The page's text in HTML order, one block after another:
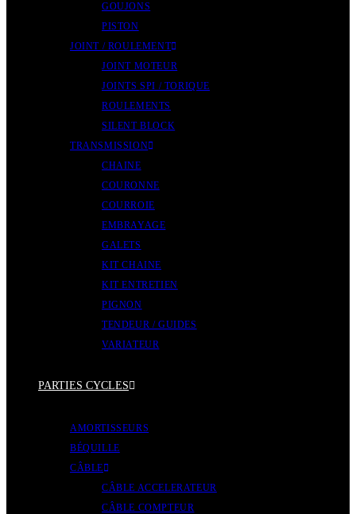
GOUJONS
PISTON
JOINT / ROULEMENT
JOINT MOTEUR
JOINTS SPI / TORIQUE
ROULEMENTS
SILENT BLOCK
TRANSMISSION
CHAINE
COURONNE
COURROIE
EMBRAYAGE
GALETS
KIT CHAINE
KIT ENTRETIEN
PIGNON
TENDEUR / GUIDES
VARIATEUR
PARTIES CYCLES
AMORTISSEURS
BÉQUILLE
CÂBLE
CÂBLE ACCELERATEUR
CÂBLE COMPTEUR